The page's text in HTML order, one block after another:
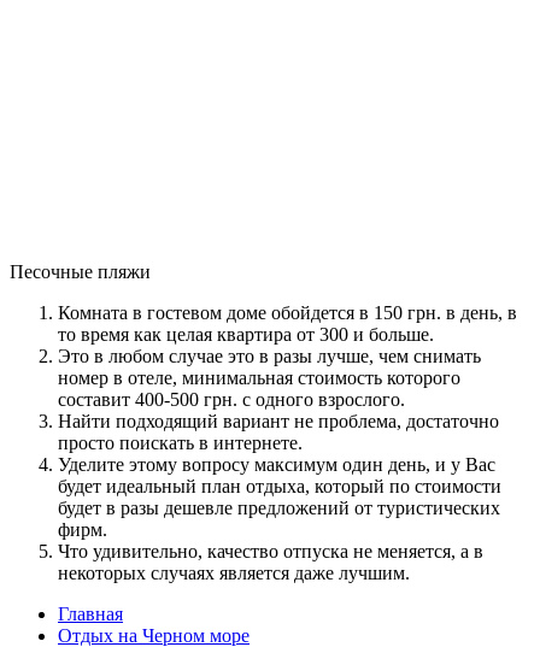
Песочные пляжи
Комната в гостевом доме обойдется в 150 грн. в день, в
то время как целая квартира от 300 и больше.
Это в любом случае это в разы лучше, чем снимать
номер в отеле, минимальная стоимость которого
составит 400-500 грн. с одного взрослого.
Найти подходящий вариант не проблема, достаточно
просто поискать в интернете.
Уделите этому вопросу максимум один день, и у Вас
будет идеальный план отдыха, который по стоимости
будет в разы дешевле предложений от туристических
фирм.
Что удивительно, качество отпуска не меняется, а в
некоторых случаях является даже лучшим.
Главная
Отдых на Черном море